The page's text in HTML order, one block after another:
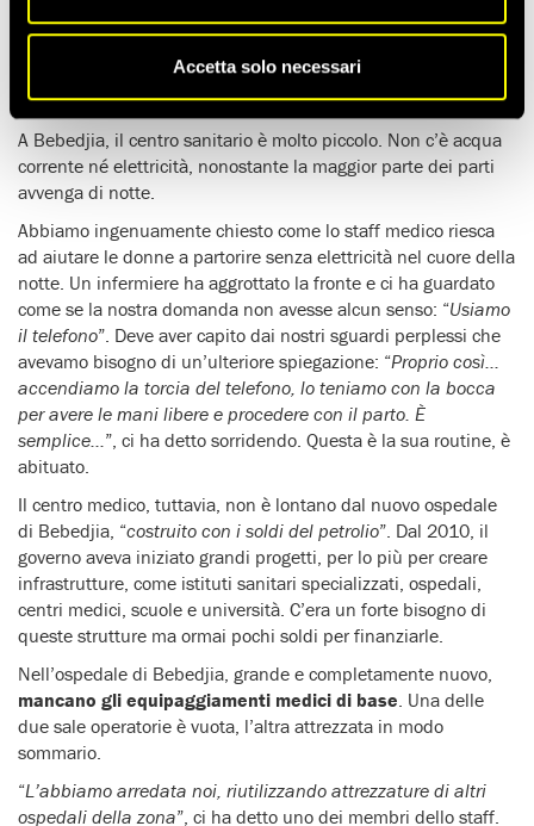
Accetta solo necessari
regione di Logone Orientale, nelsud del Ciad. Era la seconda
visitato diverse strutture sanitarie, eravamo pronti ad ascoltare
storie ancora più devastanti.
A Bebedjia, il centro sanitario è molto piccolo. Non c’è acqua
corrente né elettricità, nonostante la maggior parte dei parti
avvenga di notte.
Abbiamo ingenuamente chiesto come lo staff medico riesca
ad aiutare le donne a partorire senza elettricità nel cuore della
notte. Un infermiere ha aggrottato la fronte e ci ha guardato
come se la nostra domanda non avesse alcun senso: “Usiamo
il telefono”. Deve aver capito dai nostri sguardi perplessi che
avevamo bisogno di un’ulteriore spiegazione: “Proprio così…
accendiamo la torcia del telefono, lo teniamo con la bocca
per avere le mani libere e procedere con il parto. È
semplice…”, ci ha detto sorridendo. Questa è la sua routine, è
abituato.
Il centro medico, tuttavia, non è lontano dal nuovo ospedale
di Bebedjia, “costruito con i soldi del petrolio”. Dal 2010, il
governo aveva iniziato grandi progetti, per lo più per creare
infrastrutture, come istituti sanitari specializzati, ospedali,
centri medici, scuole e università. C’era un forte bisogno di
queste strutture ma ormai pochi soldi per finanziarle.
Nell’ospedale di Bebedjia, grande e completamente nuovo,
mancano gli equipaggiamenti medici di base. Una delle
due sale operatorie è vuota, l’altra attrezzata in modo
sommario.
“L’abbiamo arredata noi, riutilizzando attrezzature di altri
ospedali della zona”, ci ha detto uno dei membri dello staff.